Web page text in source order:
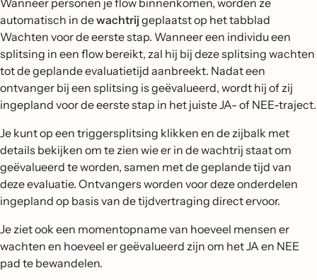
Wanneer personen je flow binnenkomen, worden ze
automatisch in dewachtrij geplaatst op het tabblad
Wachten voor de eerste stap. Wanneer een individu een
splitsing in een flow bereikt, zal hij bij deze splitsing wachten
tot de geplande evaluatietijd aanbreekt. Nadat een
ontvanger bij een splitsing is geëvalueerd, wordt hij of zij
ingepland voor de eerste stap in het juiste JA- of NEE-traject.
Je kunt op een triggersplitsing klikken en de zijbalk met
details bekijken om te zien wie er in de wachtrij staat om
geëvalueerd te worden, samen met de geplande tijd van
deze evaluatie. Ontvangers worden voor deze onderdelen
ingepland op basis van de tijdvertraging direct ervoor.
Je ziet ook een momentopname van hoeveel mensen er
wachten en hoeveel er geëvalueerd zijn om het JA en NEE
pad te bewandelen.